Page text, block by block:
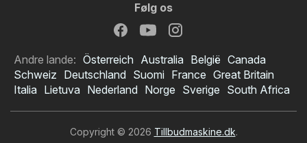
Følg os
Andre lande: Österreich Australia België Canada
Schweiz Deutschland Suomi France Great Britain
Italia Lietuva Nederland Norge Sverige South Africa
Copyright © 2026 Tillbudmaskine.dk.